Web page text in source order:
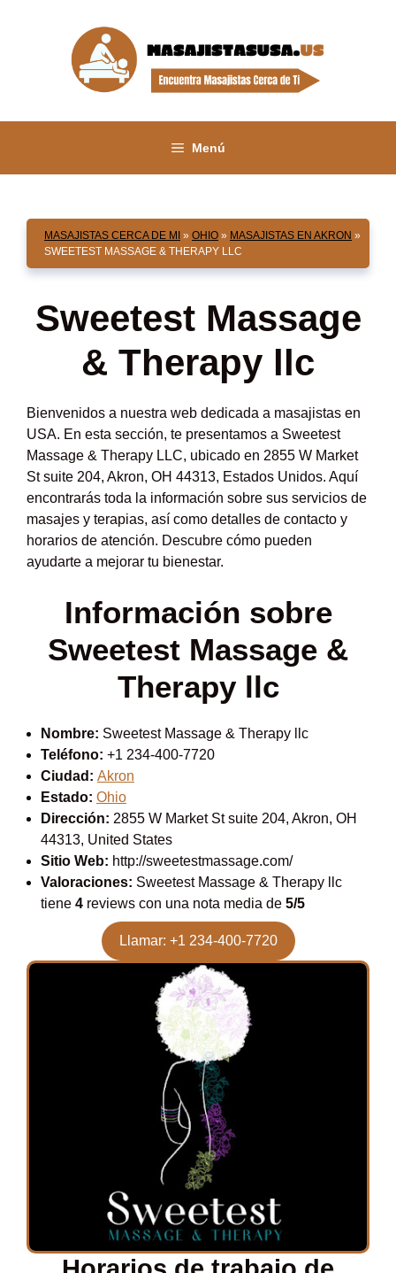
Menú
MASAJISTAS CERCA DE MI » OHIO » MASAJISTAS EN AKRON »
SWEETEST MASSAGE & THERAPY LLC
Sweetest Massage
& Therapy llc
Bienvenidos a nuestra web dedicada a masajistas en
USA. En esta sección, te presentamos a Sweetest
Massage & Therapy LLC, ubicado en 2855 W Market
St suite 204, Akron, OH 44313, Estados Unidos. Aquí
encontrarás toda la información sobre sus servicios de
masajes y terapias, así como detalles de contacto y
horarios de atención. Descubre cómo pueden
ayudarte a mejorar tu bienestar.
Información sobre
Sweetest Massage &
Therapy llc
Nombre: Sweetest Massage & Therapy llc
Teléfono: +1 234-400-7720
Ciudad: Akron
Estado: Ohio
Dirección: 2855 W Market St suite 204, Akron, OH
44313, United States
Sitio Web: http://sweetestmassage.com/
Valoraciones: Sweetest Massage & Therapy llc
tiene 4 reviews con una nota media de 5/5
Llamar: +1 234-400-7720